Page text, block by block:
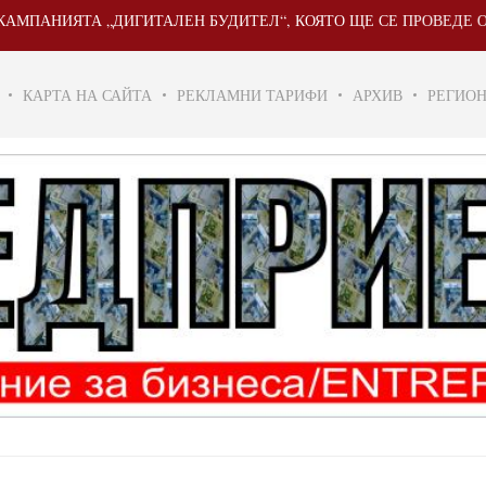
„ДИГИТАЛЕН БУДИТЕЛ“, КОЯТО ЩЕ СЕ ПРОВЕДЕ ОТ 20
КАРТА НА САЙТА РЕКЛАМНИ ТАРИФИ АРХИВ